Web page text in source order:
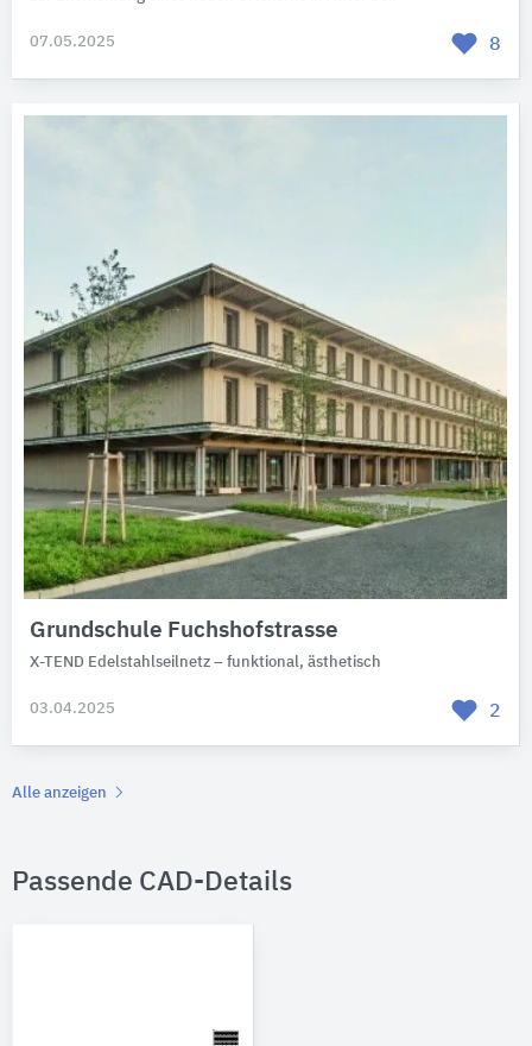
07.05.2025 8
Grundschule Fuchshofstrasse
X-TEND Edelstahlseilnetz – funktional, ästhetisch
03.04.2025 2
Alle anzeigen
Passende CAD-Details